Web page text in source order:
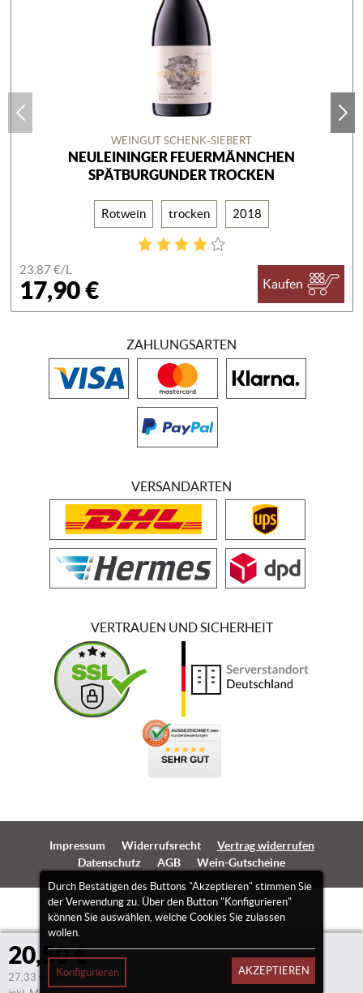
20,50 €
27,33 €/Liter
WEINGUT SCHENK-SIEBERT
NEULEININGER FEUERMÄNNCHEN
SPÄTBURGUNDER TROCKEN
Rotwein trocken 2018
23,87 €/L
17,90 € Kaufen
Durch Bestätigen des Buttons "Akzeptieren" stimmen Sie
der Verwendung zu. Über den Button "Konfigurieren"
können Sie auswählen, welche Cookies Sie zulassen
wollen.
Konfigurieren AKZEPTIEREN
ZAHLUNGSARTEN
VERSANDARTEN
VERTRAUEN UND SICHERHEIT
Impressum Widerrufsrecht
Vertrag widerrufen
Datenschutz
AGB Wein-Gutscheine